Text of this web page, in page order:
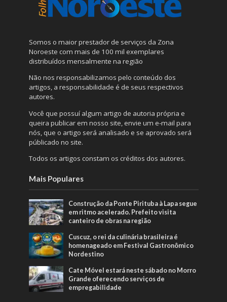
Somos o maior prestador de serviços da Zona
Noroeste com mais de 100 mil exemplares
distribuídos mensalmente na região
Não nos responsabilizamos pelo conteúdo dos
artigos, a responsabilidade é de seus respectivos
autores.
Você que possuí algum artigo de autoria própria e
queira publicar em nosso site, envie um e-mail para
nós, que o artigo será analisado e se aprovado será
públicado no site.
Todos os artigos constam os créditos dos autores.
Mais Populares
Construção da Ponte Pirituba à Lapa segue
em ritmo acelerado. Prefeito visita
canteiro de obras na região
Cuscuz, o rei da culinária brasileira é
homenageado em Festival Gastronômico
Nordestino
Cate Móvel estará neste sábado no Morro
Grande oferecendo serviços de
empregabilidade